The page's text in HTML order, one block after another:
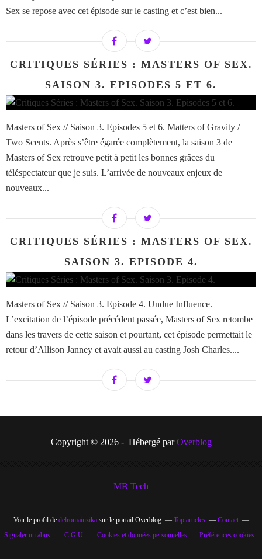
Sex se repose avec cet épisode sur le casting et c’est bien...
CRITIQUES SÉRIES : MASTERS OF SEX.
SAISON 3. EPISODES 5 ET 6.
Masters of Sex // Saison 3. Episodes 5 et 6. Matters of Gravity /
Two Scents. Après s’être égarée complètement, la saison 3 de
Masters of Sex retrouve petit à petit les bonnes grâces du
téléspectateur que je suis. L’arrivée de nouveaux enjeux de
nouveaux...
CRITIQUES SÉRIES : MASTERS OF SEX.
SAISON 3. EPISODE 4.
Masters of Sex // Saison 3. Episode 4. Undue Influence.
L’excitation de l’épisode précédent passée, Masters of Sex retombe
dans les travers de cette saison et pourtant, cet épisode permettait le
retour d’Allison Janney et avait aussi au casting Josh Charles....
Copyright © 2026 - Hébergé parOverblog
MB Tech
Voir le profil de delromainzikasur le portail Overblog Top articles
Contact
Signaler un abus
C.G.U. Cookies et données personnelles Préférences cookies